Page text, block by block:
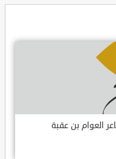
العوام بن عقبة